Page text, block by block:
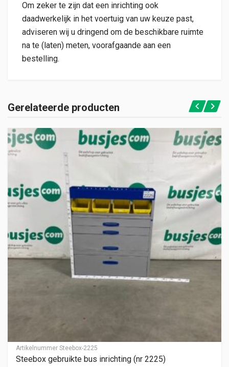
Om zeker te zijn dat een inrichting ook
daadwerkelijk in het voertuig van uw keuze past,
adviseren wij u dringend om de beschikbare ruimte
na te (laten) meten, voorafgaande aan een
bestelling.
Gerelateerde producten
Artikelnummer Steebox-2225
Steebox gebruikte bus inrichting (nr 2225)